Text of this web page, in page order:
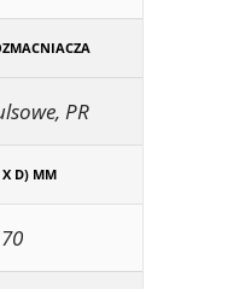
PR
D) MM